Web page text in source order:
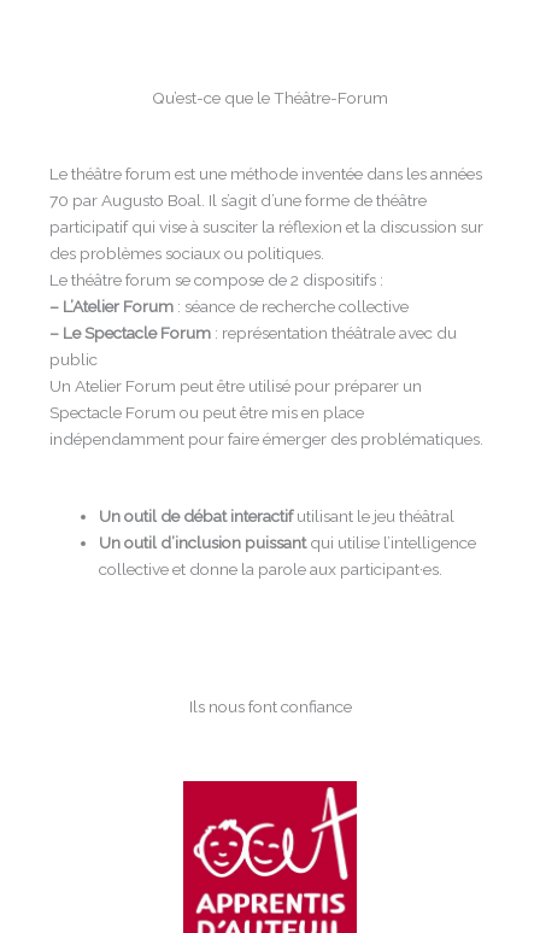
Qu’est-ce que le Théâtre-Forum
Le théâtre forum est une méthode inventée dans les années
70 par Augusto Boal. Il s’agit d’une forme de théâtre
participatif qui vise à susciter la réflexion et la discussion sur
des problèmes sociaux ou politiques.
Le théâtre forum se compose de 2 dispositifs :
– L’Atelier Forum: séance de recherche collective
– Le Spectacle Forum: représentation théâtrale avec du
public
Un Atelier Forum peut être utilisé pour préparer un
Spectacle Forum ou peut être mis en place
indépendamment pour faire émerger des problématiques.
Un outil de débat interactifutilisant le jeu théâtral
Un outil d’inclusion puissantqui utilise l’intelligence
collective et donne la parole aux participant·es.
Ils nous font confiance